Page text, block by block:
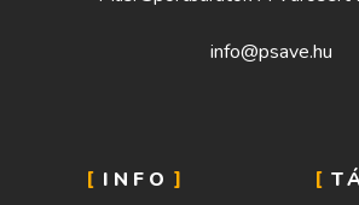
info@psave.hu
INFO